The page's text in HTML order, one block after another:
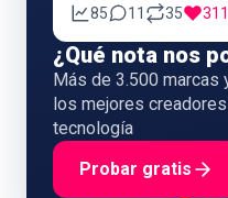
85 11 35 311
¿Qué nota nos
Más de 3.500 marcas
los mejores
tecnología
Probar gratis